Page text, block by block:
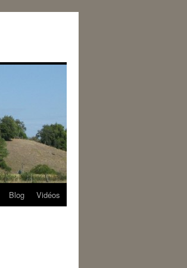
Blog Vidéos